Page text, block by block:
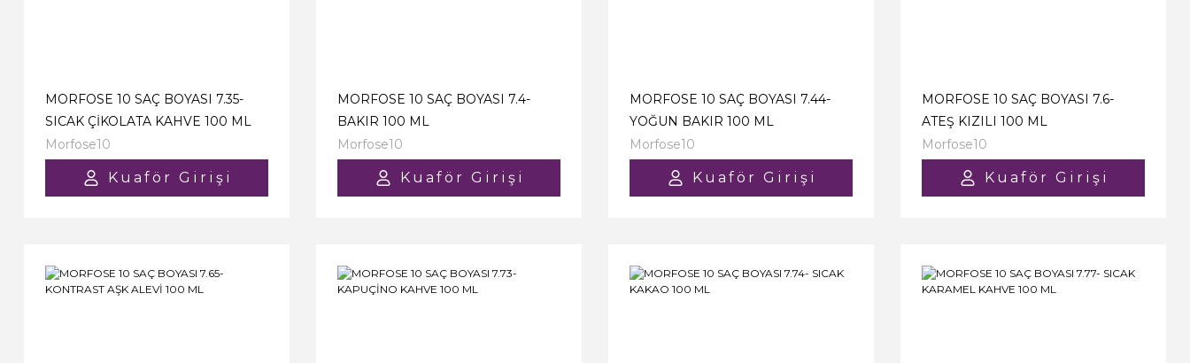
MORFOSE 10 SAÇ BOYASI 7.35-
SICAK ÇİKOLATA KAHVE 100 ML
Morfose10
Kuaför Girişi
MORFOSE 10 SAÇ BOYASI 7.4-
BAKIR 100 ML
Morfose10
Kuaför Girişi
MORFOSE 10 SAÇ BOYASI 7.44-
YOĞUN BAKIR 100 ML
Morfose10
Kuaför Girişi
MORFOSE 10 SAÇ BOYASI 7.6-
ATEŞ KIZILI 100 ML
Morfose10
Kuaför Girişi